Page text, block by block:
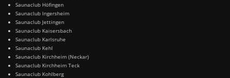
Saunaclub Höfingen
Saunaclub Ingersheim
Saunaclub Jettingen
Saunaclub Kaisersbach
Saunaclub Karlsruhe
Saunaclub Kehl
Saunaclub Kirchheim (Neckar)
Saunaclub Kirchheim Teck
Saunaclub Kohlberg